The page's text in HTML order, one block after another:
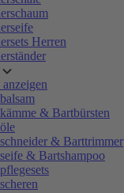
Herren
& Bartbürsten
& Barttrimmer
& Bartshampoo